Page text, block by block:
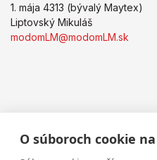
O súboroch cookie
1. mája 4313 (bývalý Maytex)
Liptovský Mikuláš
modomLM@modomLM.sk